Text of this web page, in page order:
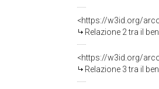
<https://w3id.org/
Relazione 2 tra il
<https://w3id.org/
Relazione 3 tra il